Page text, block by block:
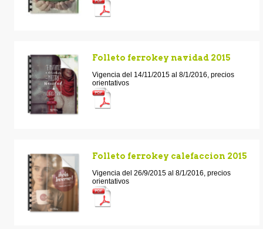
Folleto ferrokey navidad 2015
Vigencia del 14/11/2015 al 8/1/2016, precios
orientativos
Folleto ferrokey calefaccion 2015
Vigencia del 26/9/2015 al 8/1/2016, precios
orientativos